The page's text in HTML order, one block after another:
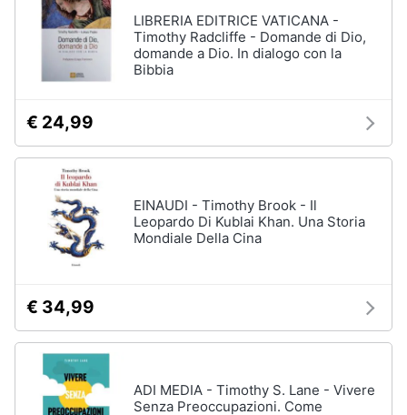
LIBRERIA EDITRICE VATICANA -
Timothy Radcliffe - Domande di Dio,
domande a Dio. In dialogo con la
Bibbia
€ 24,99
EINAUDI - Timothy Brook - Il
Leopardo Di Kublai Khan. Una Storia
Mondiale Della Cina
€ 34,99
ADI MEDIA - Timothy S. Lane - Vivere
Senza Preoccupazioni. Come